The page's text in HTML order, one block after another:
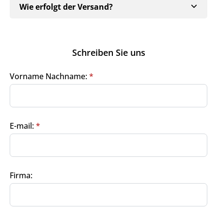
Wie erfolgt der Versand?
Schreiben Sie uns
Vorname Nachname:*
E-mail:*
Firma:
Neuigkeiten und Angebote.